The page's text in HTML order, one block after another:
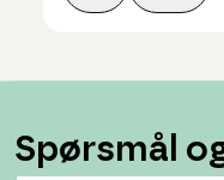
Spørsmål